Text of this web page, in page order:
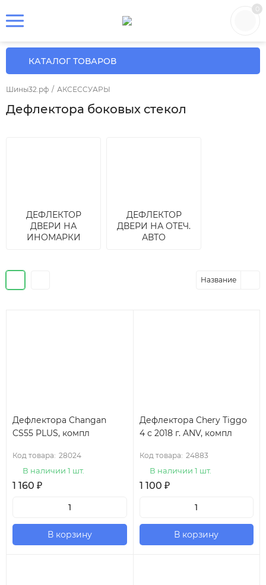
КАТАЛОГ ТОВАРОВ
Шины32.рф / АКСЕСCУАРЫ
Дефлектора боковых стекол
ДЕФЛЕКТОР
ДВЕРИ НА
ИНОМАРКИ
ДЕФЛЕКТОР
ДВЕРИ НА ОТЕЧ.
АВТО
Название
Дефлектора Changan
CS55 PLUS, компл
Код товара: 28024
В наличии 1 шт.
1 160 ₽
В корзину
Дефлектора Chery Tiggo
4 с 2018 г. ANV, компл
Код товара: 24883
В наличии 1 шт.
1 100 ₽
В корзину